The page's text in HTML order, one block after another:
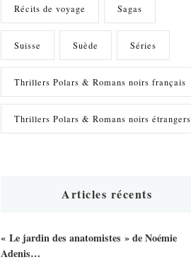
Récits de voyage Sagas
Suisse Suède Séries
Thrillers Polars & Romans noirs français
Thrillers Polars & Romans noirs étrangers
Articles récents
« Le jardin des anatomistes » de Noémie
Adenis…